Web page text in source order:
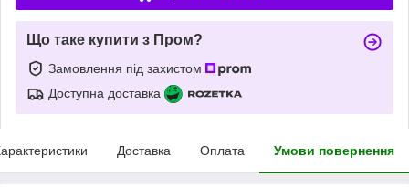
Що таке купити з Пром?
Замовлення під захистом
Доступна доставка
Доставка Оплата Умови повернення